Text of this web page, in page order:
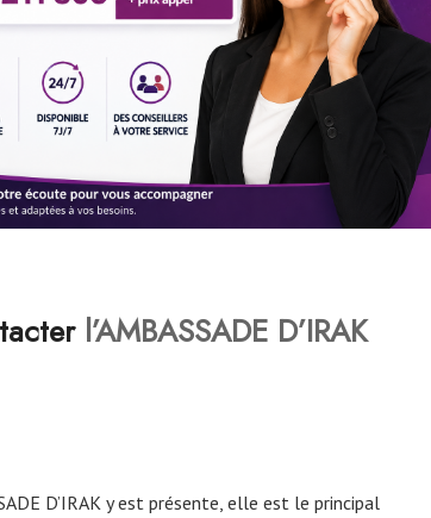
l’AMBASSADE D’IRAK
D’IRAK y est présente, elle est le principal